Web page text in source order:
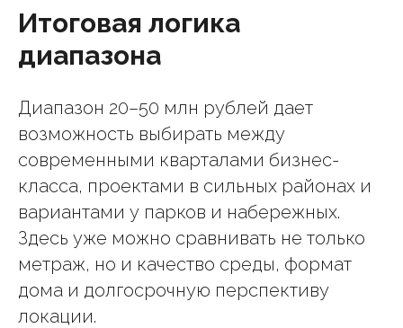
Итоговая логика
диапазона
Диапазон 20–50 млн рублей дает
возможность выбирать между
современными кварталами бизнес-
класса, проектами в сильных районах и
вариантами у парков и набережных.
Здесь уже можно сравнивать не только
метраж, но и качество среды, формат
дома и долгосрочную перспективу
локации.